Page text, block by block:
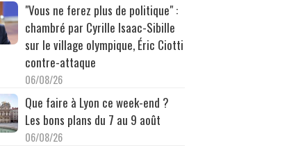
"Vous ne ferez plus de politique" :
chambré par Cyrille Isaac-Sibille
sur le village olympique, Éric Ciotti
contre-attaque
06/08/26
Que faire à Lyon ce week-end ?
Les bons plans du 7 au 9 août
06/08/26